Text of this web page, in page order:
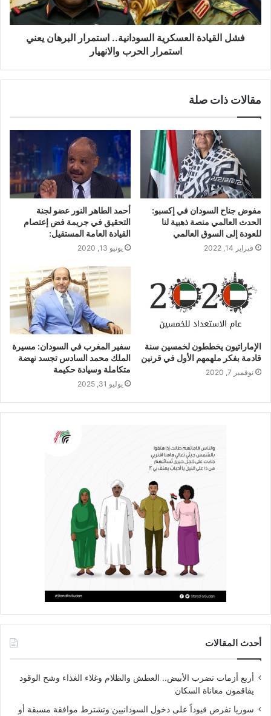
فشل القيادة العسكرية السودانية.. استمرار البرهان يعني
استمرار الحرب والانهيار
مقالات ذات صلة
مفوض جناح السودان في إكسبو:
الحدث العالمي منصة ذهبية لنا
للعودة إلى السوق العالمي
فبراير 14, 2022
أحمد الطاهر النور عضو لجنة
التحقيق في جريمة فض إعتصام
القيادة العامة المستقيل:
يونيو 13, 2020
الإماراتيون يخططون لخمسين سنة
قادمة بفكر ملهمهم الأول في قرنين
نوفمبر 7, 2020
سفير المغرب في السودان: مسيرة
الملك محمد السادس تجسد نهضة
متكاملة وسيادة حكيمة
يوليو 31, 2025
أحدث المقالات
أربع أزمات تضرب الأبيض.. العطش والظلام وغلاء الغذاء وشح الوقود
يفاقمون معاناة السكان
سوريا تفرض قيوداً على دخول السودانيين وتشترط موافقة مسبقة أو